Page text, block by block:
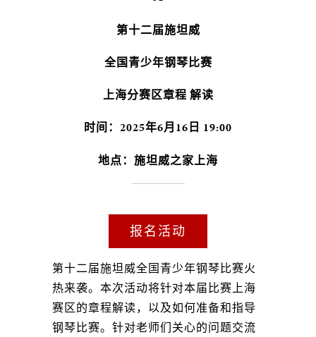
第十二届施坦威
全国青少年钢琴比赛
上海分赛区章程 解读
时间：2025年6月16日 19:00
地点：施坦威之家上海
报名活动
第十二届施坦威全国青少年钢琴比赛火
热来袭。本次活动将针对本届比赛上海
赛区的章程解读，以及如何准备和指导
钢琴比赛。针对老师们关心的问题交流